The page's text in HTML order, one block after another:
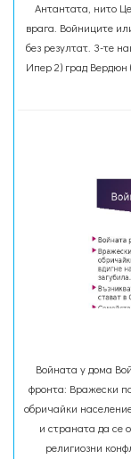
Антантата, нито
врага. Войниците
без резултат. 3-те
Ипер 2) град
Войната у дома
фронта: Вражески
обричайки
и страната да се
религиозни